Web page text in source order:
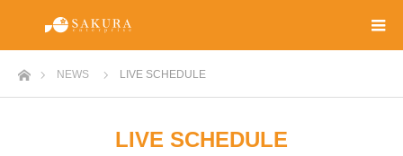
ホームNEWS LIVE SCHEDULE
LIVE SCHEDULE